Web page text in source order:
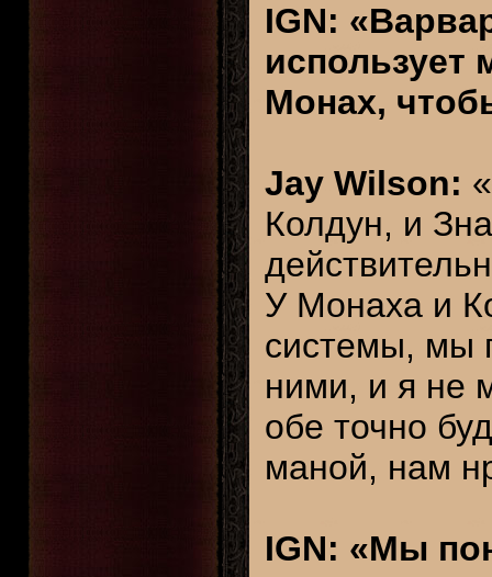
IGN:
использует
Монах,
Jay Wilson:
Колдун, и
У Монаха и
системы, мы
ними, и я не
обе точно
маной, нам
IGN: «Мы